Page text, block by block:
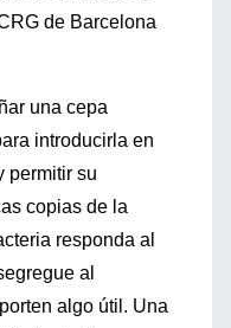
de Barcelona
una cepa
introducirla en
permitir su
copias de la
responda al
al
algo útil. Una